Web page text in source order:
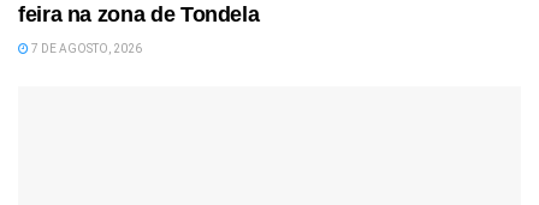
feira na zona de Tondela
7 DE AGOSTO, 2026